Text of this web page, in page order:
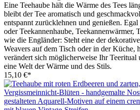
Eine Teehaube hält die Wärme des Tees
bleibt der Tee aromatisch und
entspannt zurücklehnen und genießen.
oder Teekannenhaube, Teekannenwärmer,
wie die Engländer: Steht eine der
Weavers auf dem Tisch oder in der Küche,
verändert sich möglicherweise Ihr Teeritual
eine Welt der Wärme und des Stils.
15,10 €*